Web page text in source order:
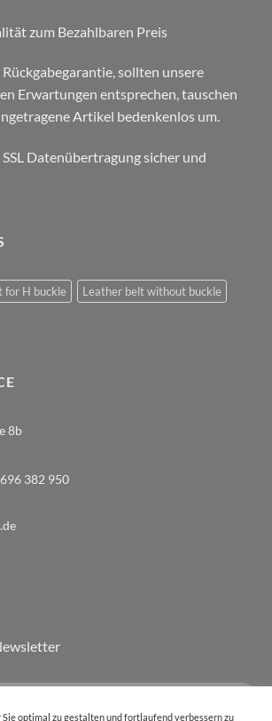
zum Bezahlbaren Preis
Rückgabegarantie, sollten unsere
Erwartungen entsprechen, tauschen
Artikel bedenkenlos um.
SSL Datenübertragung sicher und
for H buckle
Leather belt without buckle
8b
382 950
optimal zu gestalten und fortlaufend verbessern zu